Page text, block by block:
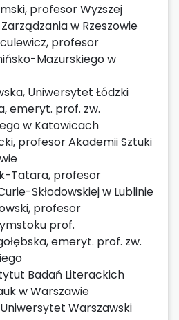
profesor Wyższej
w Rzeszowie
profesor
Mazurskiego w
Uniwersytet Łódzki
emeryt. prof. zw.
w Katowicach
profesor Akademii Sztuki
Tatara, profesor
Skłodowskiej w Lublinie
profesor
prof.
emeryt. prof. zw.
Badań Literackich
w Warszawie
Warszawski